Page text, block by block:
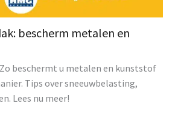
bescherm metalen en
beschermt u metalen en kunststof
Tips over sneeuwbelasting,
Lees nu meer!